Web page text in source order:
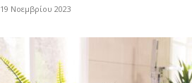
19 Νοεμβρίου 2023